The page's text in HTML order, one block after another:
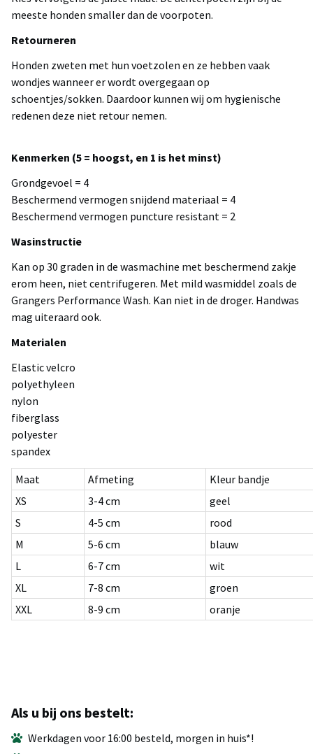
meeste honden smaller dan de voorpoten.
Retourneren
Honden zweten met hun voetzolen en ze hebben vaak
wondjes wanneer er wordt overgegaan op
schoentjes/sokken. Daardoor kunnen wij om hygienische
redenen deze niet retour nemen.
Kenmerken (5 = hoogst, en 1 is het minst)
Grondgevoel = 4
Beschermend vermogen snijdend materiaal = 4
Beschermend vermogen puncture resistant = 2
Wasinstructie
Kan op 30 graden in de wasmachine met beschermend zakje
erom heen, niet centrifugeren. Met mild wasmiddel zoals de
Grangers Performance Wash. Kan niet in de droger. Handwas
mag uiteraard ook.
Materialen
Elastic velcro
polyethyleen
nylon
fiberglass
polyester
spandex
Maat
Afmeting
Kleur bandje
XS
3-4 cm
geel
S
4-5 cm
rood
M
5-6 cm
blauw
L
6-7 cm
wit
XL
7-8 cm
groen
XXL
8-9 cm oranje
Als u bij ons bestelt:
Werkdagen voor 16:00 besteld, morgen in huis*!